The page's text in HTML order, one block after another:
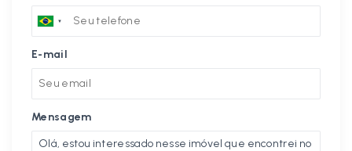
E-mail
Mensagem